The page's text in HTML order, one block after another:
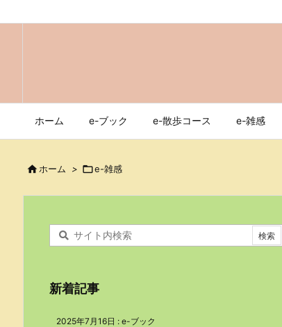
ホーム e-ブック e-散歩コース e-雑感
 ホーム > e-雑感
新着記事
2025年7月16日 : e-ブック